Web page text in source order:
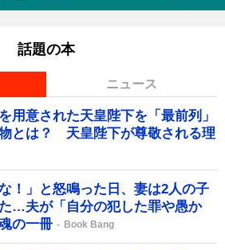
話題の本
ニュース
用意された天皇陛下を「最前列」
とは？ 天皇陛下が尊敬される理
！」と怒鳴った日、妻は2人の子
…夫が「自分の犯した罪や愚か
の一冊
Book Bang